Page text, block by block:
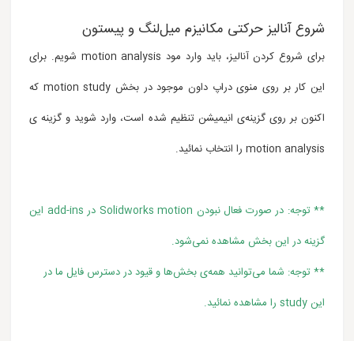
شروع آنالیز حرکتی مکانیزم میل‌لنگ و پیستون
برای شروع کردن آنالیز، باید وارد مود motion analysis شویم. برای
این کار بر روی منوی دراپ داون موجود در بخش motion study که
اکنون بر روی گزینه‌ی انیمیشن تنظیم شده است، وارد شوید و گزینه ی
motion analysis را انتخاب نمائید.
** توجه: در صورت فعال نبودن Solidworks motion در add-ins این
گزینهدر این بخش مشاهده نمی‌شود.
** توجه: شما می‌توانید همه‌ی بخش‌ها و قیود در دسترس فایل ما در
اینstudy را مشاهده نمائید.